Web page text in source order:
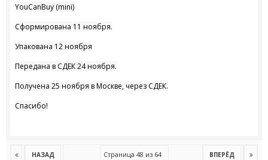
YouCanBuy (mini)
Сформирована 11 ноября.
Упакована 12 ноября
Передана в СДЕК 24 ноября.
Получена 25 ноября в Москве, через СДЕК.
Спасибо!
НАЗАД ВПЕРЁД
Страница 48 из 64